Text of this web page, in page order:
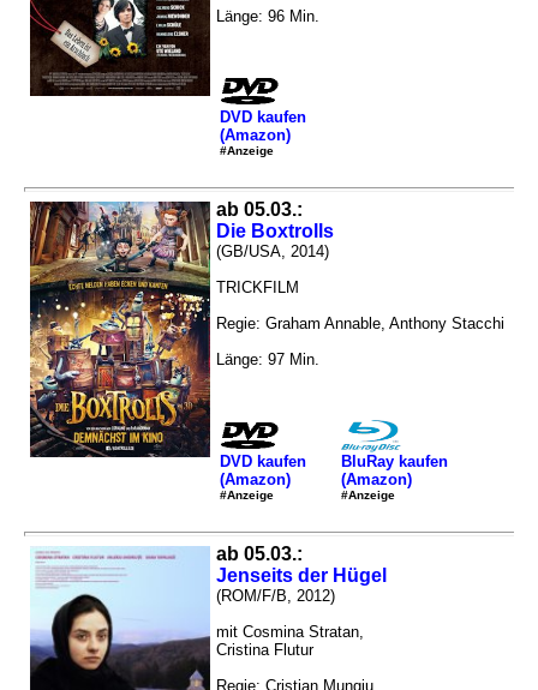
Länge: 96 Min.
DVD kaufen
(Amazon)
#Anzeige
ab 05.03.:
Die Boxtrolls
(GB/USA, 2014)
TRICKFILM
Regie: Graham Annable, Anthony Stacchi
Länge: 97 Min.
DVD kaufen
(Amazon)
#Anzeige
BluRay kaufen
(Amazon)
#Anzeige
ab 05.03.:
Jenseits der Hügel
(ROM/F/B, 2012)
mit Cosmina Stratan,
Cristina Flutur
Regie: Cristian Mungiu